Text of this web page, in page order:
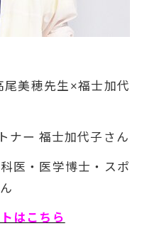
美穂先生×福士加代
ナー 福士加代子さん
医・医学博士・スポ
はこちら